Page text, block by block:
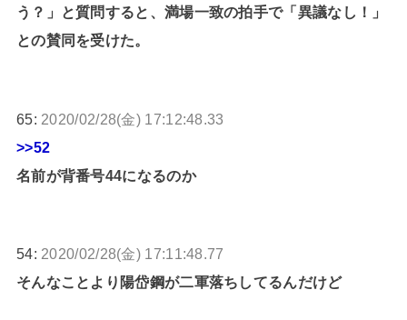
う？」と質問すると、満場一致の拍手で「異議なし！」
との賛同を受けた。
65: 2020/02/28(金) 17:12:48.33
>>52
名前が背番号44になるのか
54: 2020/02/28(金) 17:11:48.77
そんなことより陽岱鋼が二軍落ちしてるんだけど